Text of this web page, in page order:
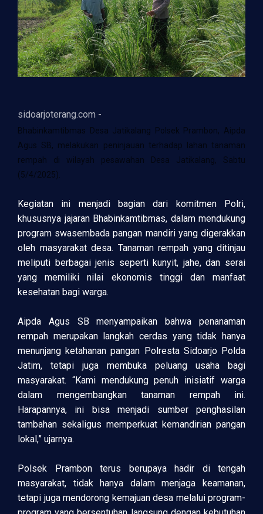
sidoarjoterang.com -
Bhabinkamtibmas Desa Jatikalang Polsek Prambon, Aipda
Agus SB, melakukan peninjauan terhadap lahan tanaman
rempah di wilayah pesawahan Desa Jatikalang, Sabtu
(5/4/2025).
Kegiatan ini menjadi bagian dari komitmen Polri,
khususnya jajaran Bhabinkamtibmas, dalam mendukung
program swasembada pangan mandiri yang digerakkan
oleh masyarakat desa. Tanaman rempah yang ditinjau
meliputi berbagai jenis seperti kunyit, jahe, dan serai
yang memiliki nilai ekonomis tinggi dan manfaat
kesehatan bagi warga.
Aipda Agus SB menyampaikan bahwa penanaman
rempah merupakan langkah cerdas yang tidak hanya
menunjang ketahanan pangan Polresta Sidoarjo Polda
Jatim, tetapi juga membuka peluang usaha bagi
masyarakat. “Kami mendukung penuh inisiatif warga
dalam mengembangkan tanaman rempah ini.
Harapannya, ini bisa menjadi sumber penghasilan
tambahan sekaligus memperkuat kemandirian pangan
lokal,” ujarnya.
Polsek Prambon terus berupaya hadir di tengah
masyarakat, tidak hanya dalam menjaga keamanan,
tetapi juga mendorong kemajuan desa melalui program-